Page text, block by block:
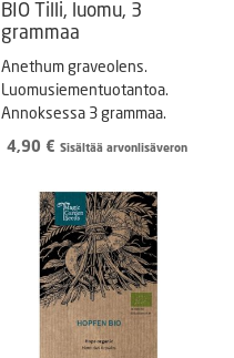
BIO Tilli, luomu, 3
grammaa
Anethum graveolens.
Luomusiementuotantoa.
Annoksessa 3 grammaa.
4,90 € Sisältää arvonlisäveron